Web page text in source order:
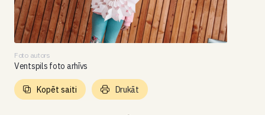
Foto autors
Ventspils foto arhīvs
Kopēt saiti Drukāt